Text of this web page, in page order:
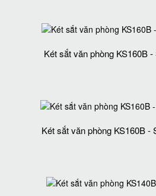
Két sắt văn phòng KS160B
Két sắt văn phòng KS160B -